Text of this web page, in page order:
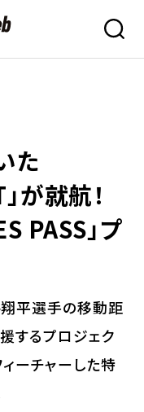
た
が就航！
PASS」プ
平選手の移動距
するプロジェク
ーチャーした特